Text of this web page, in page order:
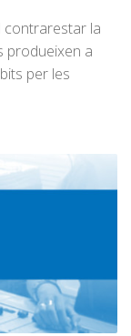
contrarestar la
produeixen a
per les